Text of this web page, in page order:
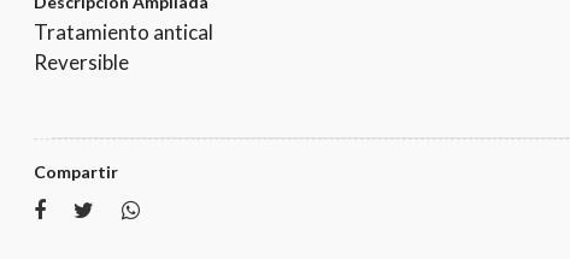
Tratamiento antical
Reversible
Compartir